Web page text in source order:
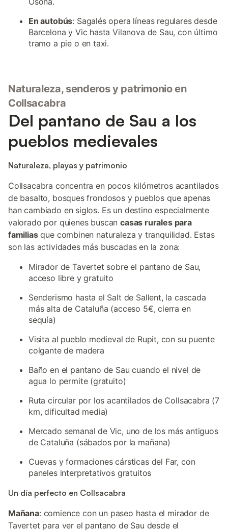
En autobús: Sagalés opera líneas regulares desde
Barcelona y Vic hasta Vilanova de Sau, con último
tramo a pie o en taxi.
Naturaleza, senderos y patrimonio en
Collsacabra
Del pantano de Sau a los
pueblos medievales
Naturaleza, playas y patrimonio
Collsacabra concentra en pocos kilómetros acantilados
de basalto, bosques frondosos y pueblos que apenas
han cambiado en siglos. Es un destino especialmente
valorado por quienes buscancasas rurales para
familiasque combinen naturaleza y tranquilidad. Estas
son las actividades más buscadas en la zona:
Mirador de Tavertet sobre el pantano de Sau,
acceso libre y gratuito
Senderismo hasta el Salt de Sallent, la cascada
más alta de Cataluña (acceso 5€, cierra en
sequía)
Visita al pueblo medieval de Rupit, con su puente
colgante de madera
Baño en el pantano de Sau cuando el nivel de
agua lo permite (gratuito)
Ruta circular por los acantilados de Collsacabra (7
km, dificultad media)
Mercado semanal de Vic, uno de los más antiguos
de Cataluña (sábados por la mañana)
Cuevas y formaciones cársticas del Far, con
paneles interpretativos gratuitos
Un día perfecto en Collsacabra
Mañana: comience con un paseo hasta el mirador de
Tavertet para ver el pantano de Sau desde el